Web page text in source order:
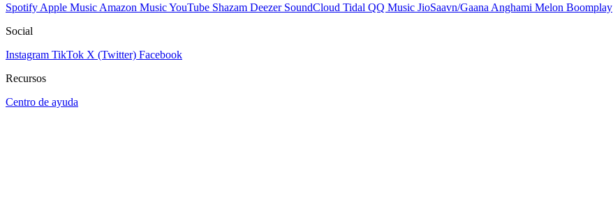
Spotify Apple Music Amazon MusicYouTube Shazam Deezer SoundCloud Tidal QQ Music JioSaavn/Gaana Anghami Melon Boomplay
Social
Instagram TikTok X (Twitter) Facebook
Recursos
Centro de ayuda